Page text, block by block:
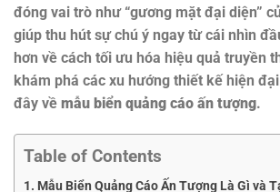
đóng vai trò như “gương mặt đại diện”
giúp thu hút sự chú ý ngay từ cái nhìn
hơn về cách tối ưu hóa hiệu quả truyền
khám phá các xu hướng thiết kế hiện
đây về mẫu biển quảng cáo ấn tượng.
Table of Contents
Mẫu Biển Quảng Cáo Ấn Tượng Là Gì và